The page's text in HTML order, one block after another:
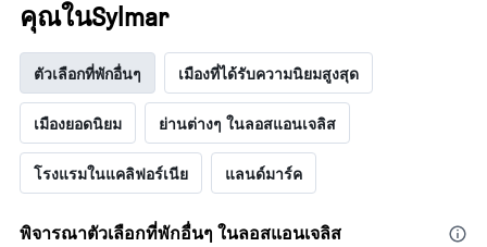
คุณในSylmar
ตัวเลือกที่พักอื่นๆ เมืองที่ได้รับความนิยมสูงสุด
เมืองยอดนิยม ย่านต่างๆ ในลอสแอนเจลิส
โรงแรมในแคลิฟอร์เนีย แลนด์มาร์ค
พิจารณาตัวเลือกที่พักอื่นๆ ในลอสแอนเจลิส